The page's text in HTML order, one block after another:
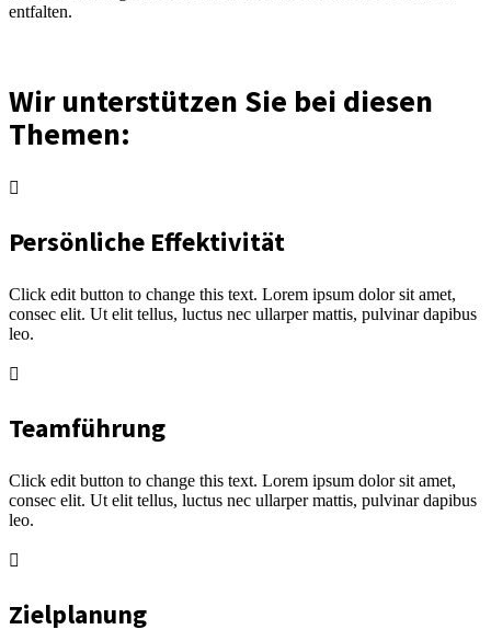
entfalten.
Wir unterstützen Sie bei diesen
Themen:
Persönliche Effektivität
Click edit button to change this text. Lorem ipsum dolor sit amet,
consec elit. Ut elit tellus, luctus nec ullarper mattis, pulvinar dapibus
leo.
Teamführung
Click edit button to change this text. Lorem ipsum dolor sit amet,
consec elit. Ut elit tellus, luctus nec ullarper mattis, pulvinar dapibus
leo.
Zielplanung